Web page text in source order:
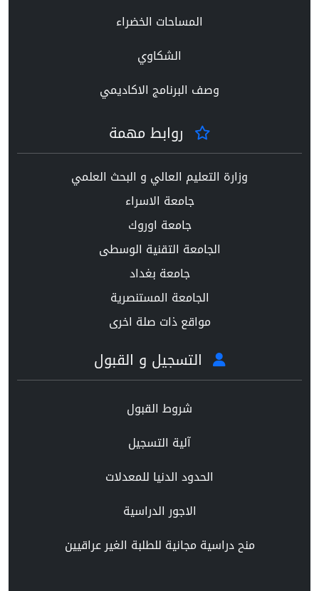
المساحات الخضراء
الشكاوي
وصف البرنامج الاكاديمي
روابط مهمة
وزارة التعليم العالي و البحث العلمي
جامعة الاسراء
جامعة اوروك
الجامعة التقنية الوسطى
جامعة بغداد
الجامعة المستنصرية
مواقع ذات صلة اخرى
التسجيل و القبول
شروط القبول
آلية التسجيل
الحدود الدنيا للمعدلات
الاجور الدراسية
منح دراسية مجانية للطلبة الغير عراقيين